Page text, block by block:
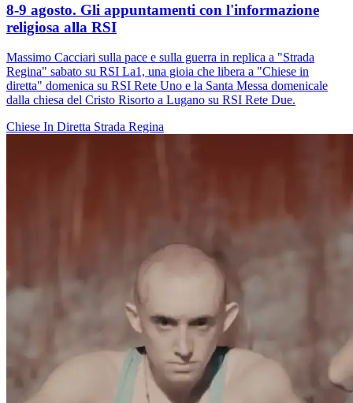
8-9 agosto. Gli appuntamenti con l'informazione
religiosa alla RSI
Massimo Cacciari sulla pace e sulla guerra in replica a "Strada
Regina" sabato su RSI La1, una gioia che libera a "Chiese in
diretta" domenica su RSI Rete Uno e la Santa Messa domenicale
dalla chiesa del Cristo Risorto a Lugano su RSI Rete Due.
Chiese In Diretta Strada Regina